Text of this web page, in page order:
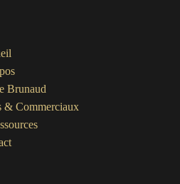
Brunaud
& Commerciaux